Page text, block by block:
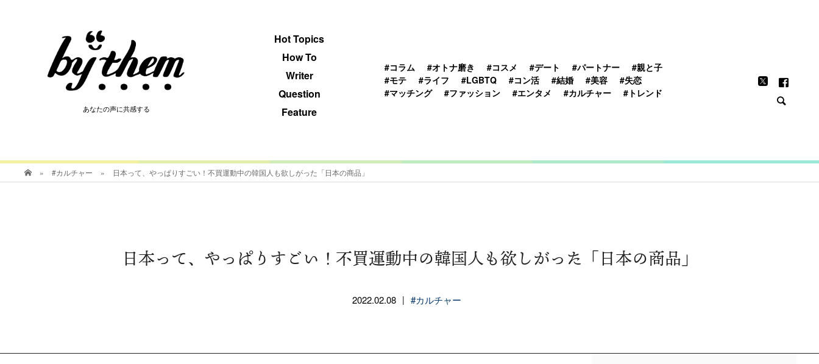
あなたの声に共感する
Hot Topics
How To
Writer
Question
Feature
#コラム #オトナ磨き #コスメ #デート #パートナー
#親と子
#モテ
#ライフ #LGBTQ #コン活 #結婚 #美容
#失恋
#マッチング
#ファッション #エンタメ #カルチャー #トレンド
あなたの声に共感する
» #カルチャー » 日本って、やっぱりすごい！不買運動中の韓国人も欲しがった「日本の商品」
日本って、やっぱりすごい！不買運動中の韓国人も欲しがった「日本の商品」
2022.02.08 | #カルチャー